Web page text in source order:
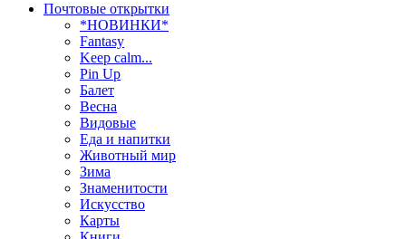
Почтовые открытки
*НОВИНКИ*
Fantasy
Keep calm...
Pin Up
Балет
Весна
Видовые
Еда и напитки
Животный мир
Зима
Знаменитости
Искусство
Карты